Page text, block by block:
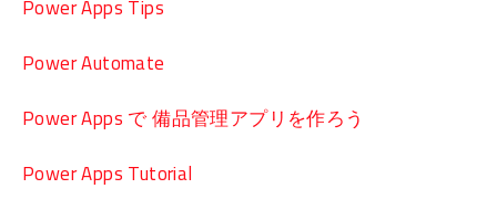
Power Apps Tips
Power Automate
Power Apps で 備品管理アプリを作ろう
Power Apps Tutorial